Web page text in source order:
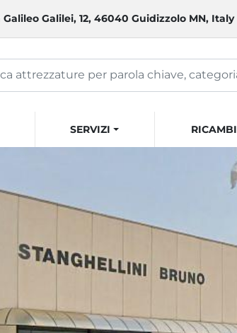
Galileo Galilei, 12, 46040 Guidizzolo MN, Italy
SERVIZI RICAMBI